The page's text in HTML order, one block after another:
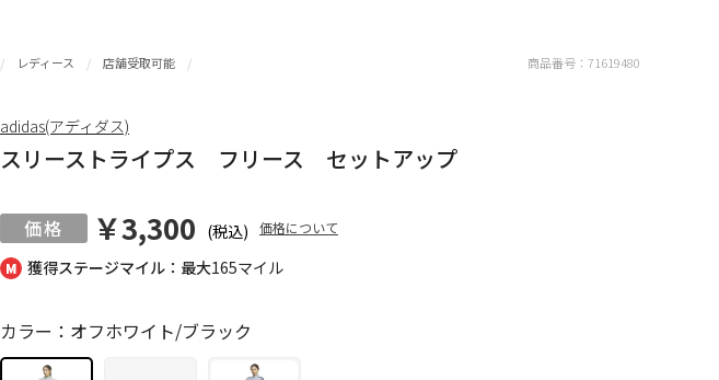
獲得ステージマイル：最大165マイル
レディース 店舗受取可能
スリーストライプス フリース セットアップ
￥3,300 (税込) 価格について
カラー：オフホワイト/ブラック
商品番号： 71619480
adidas(アディダス)